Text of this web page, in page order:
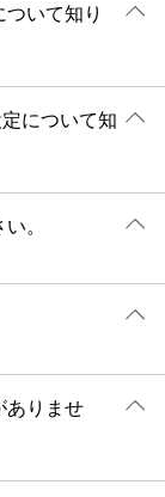
いて知り
について知
。
ありませ